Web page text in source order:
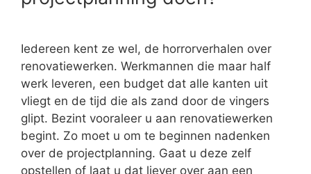
Iedereen kent ze wel, de horrorverhalen over
renovatiewerken. Werkmannen die maar half
werk leveren, een budget dat alle kanten uit
vliegt en de tijd die als zand door de vingers
glipt. Bezint vooraleer u aan renovatiewerken
begint. Zo moet u om te beginnen nadenken
over de projectplanning. Gaat u deze zelf
opstellen of laat u dat liever over aan een